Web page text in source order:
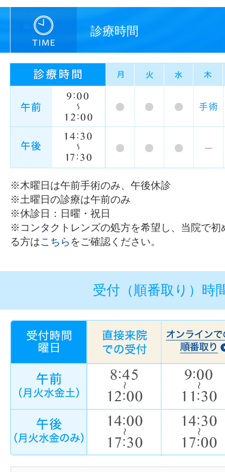
診療時間
※木曜日は午前手術のみ、午後休診
※土曜日の診療は午前のみ
※休診日：日曜・祝日
※コンタクトレンズの処方を希望し、当院で初
る方はこちら をご確認ください。
受付（順番取り）時